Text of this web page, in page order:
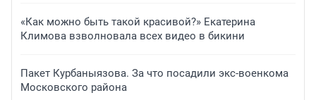
«Как можно быть такой красивой?» Екатерина
Климова взволновала всех видео в бикини
Пакет Курбаныязова. За что посадили экс-военкома
Московского района